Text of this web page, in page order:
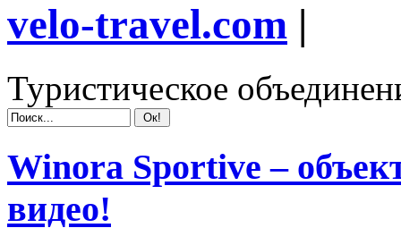
velo-travel.com |
Туристическое
Winora Sportive –
видео!